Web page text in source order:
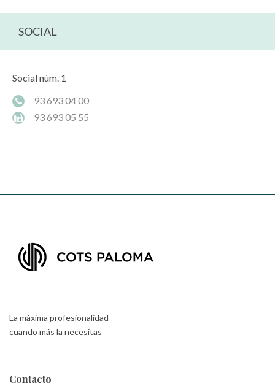
SOCIAL
Social núm. 1
93 693 04 00
93 693 05 55
La máxima profesionalidad
cuando más la necesitas
Contacto